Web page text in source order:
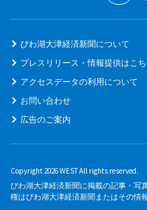
びわ湖大津経済新聞について
プレスリリース・情報提供はこ
アクセスデータの利用について
お問い合わせ
広告のご案内
Copyright 2026 WEST All rights reserved.
びわ湖大津経済新聞に掲載の記事・写
権はびわ湖大津経済新聞またはその情